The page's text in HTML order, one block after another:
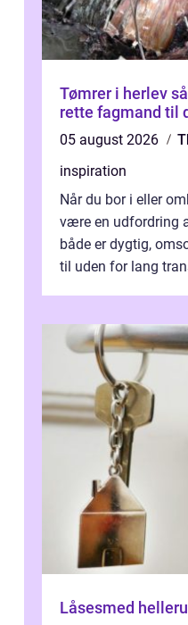
Tømrer i herlev sådan vælger du den
rette fagmand til
05 august 2026
inspiration
Når du bor i eller
være en udfordring
både er dygtig,
til uden for lang
Låsesmed